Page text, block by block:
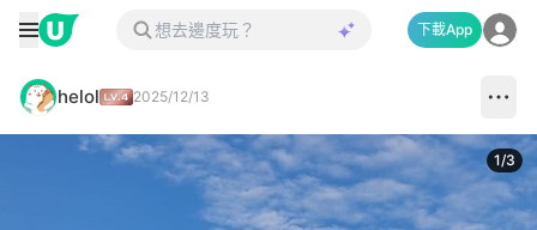
下載App
helol 2025/12/13
1/3